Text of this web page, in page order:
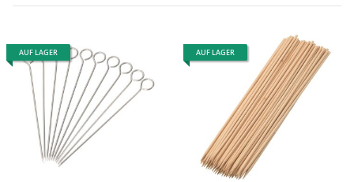
AUF LAGER AUF LAGER